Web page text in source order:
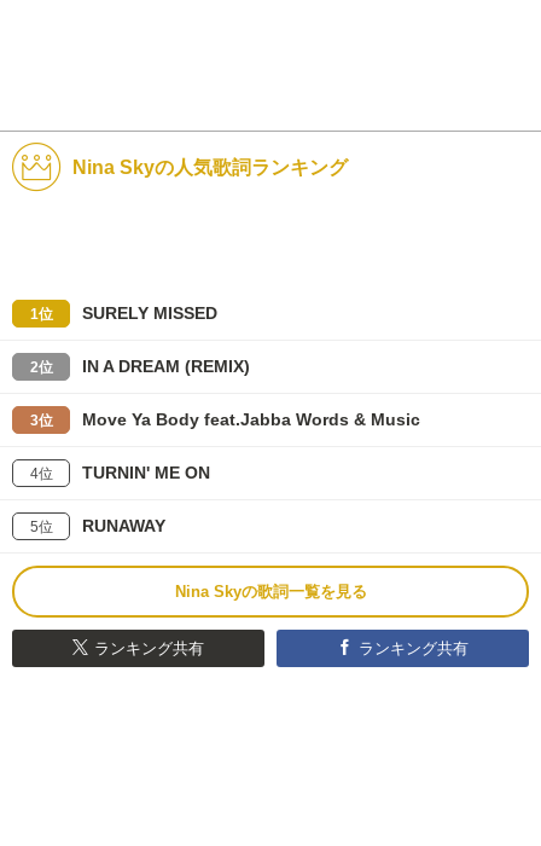
Nina Skyの人気歌詞ランキング
1位 SURELY MISSED
2位 IN A DREAM (REMIX)
3位 Move Ya Body feat.Jabba Words & Music
4位 TURNIN' ME ON
5位 RUNAWAY
Nina Skyの歌詞一覧を見る
ランキング共有 ランキング共有